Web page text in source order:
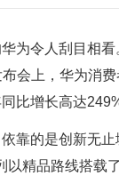
为令人刮目相
会上，华为消
比增长高达
靠的是创新无
以精品路线搭载